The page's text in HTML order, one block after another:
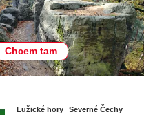
Chcem tam
Lužické hory Severné Čechy